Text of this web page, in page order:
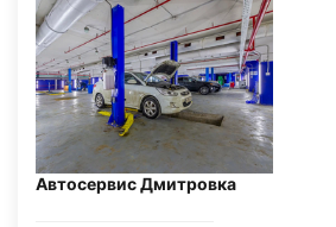
Автосервис Дмитровка